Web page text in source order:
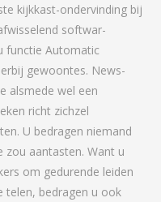
kijkkast-ondervinding bij
softwar-
functie Automatic
gewoontes. News-
alsmede wel een
richt zichzel
U bedragen niemand
zou aantasten. Want u
om gedurende leiden
telen, bedragen u ook